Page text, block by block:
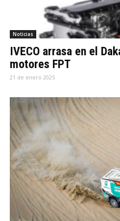
Noticias
IVECO arrasa en el
motores FPT
21 de enero 2025